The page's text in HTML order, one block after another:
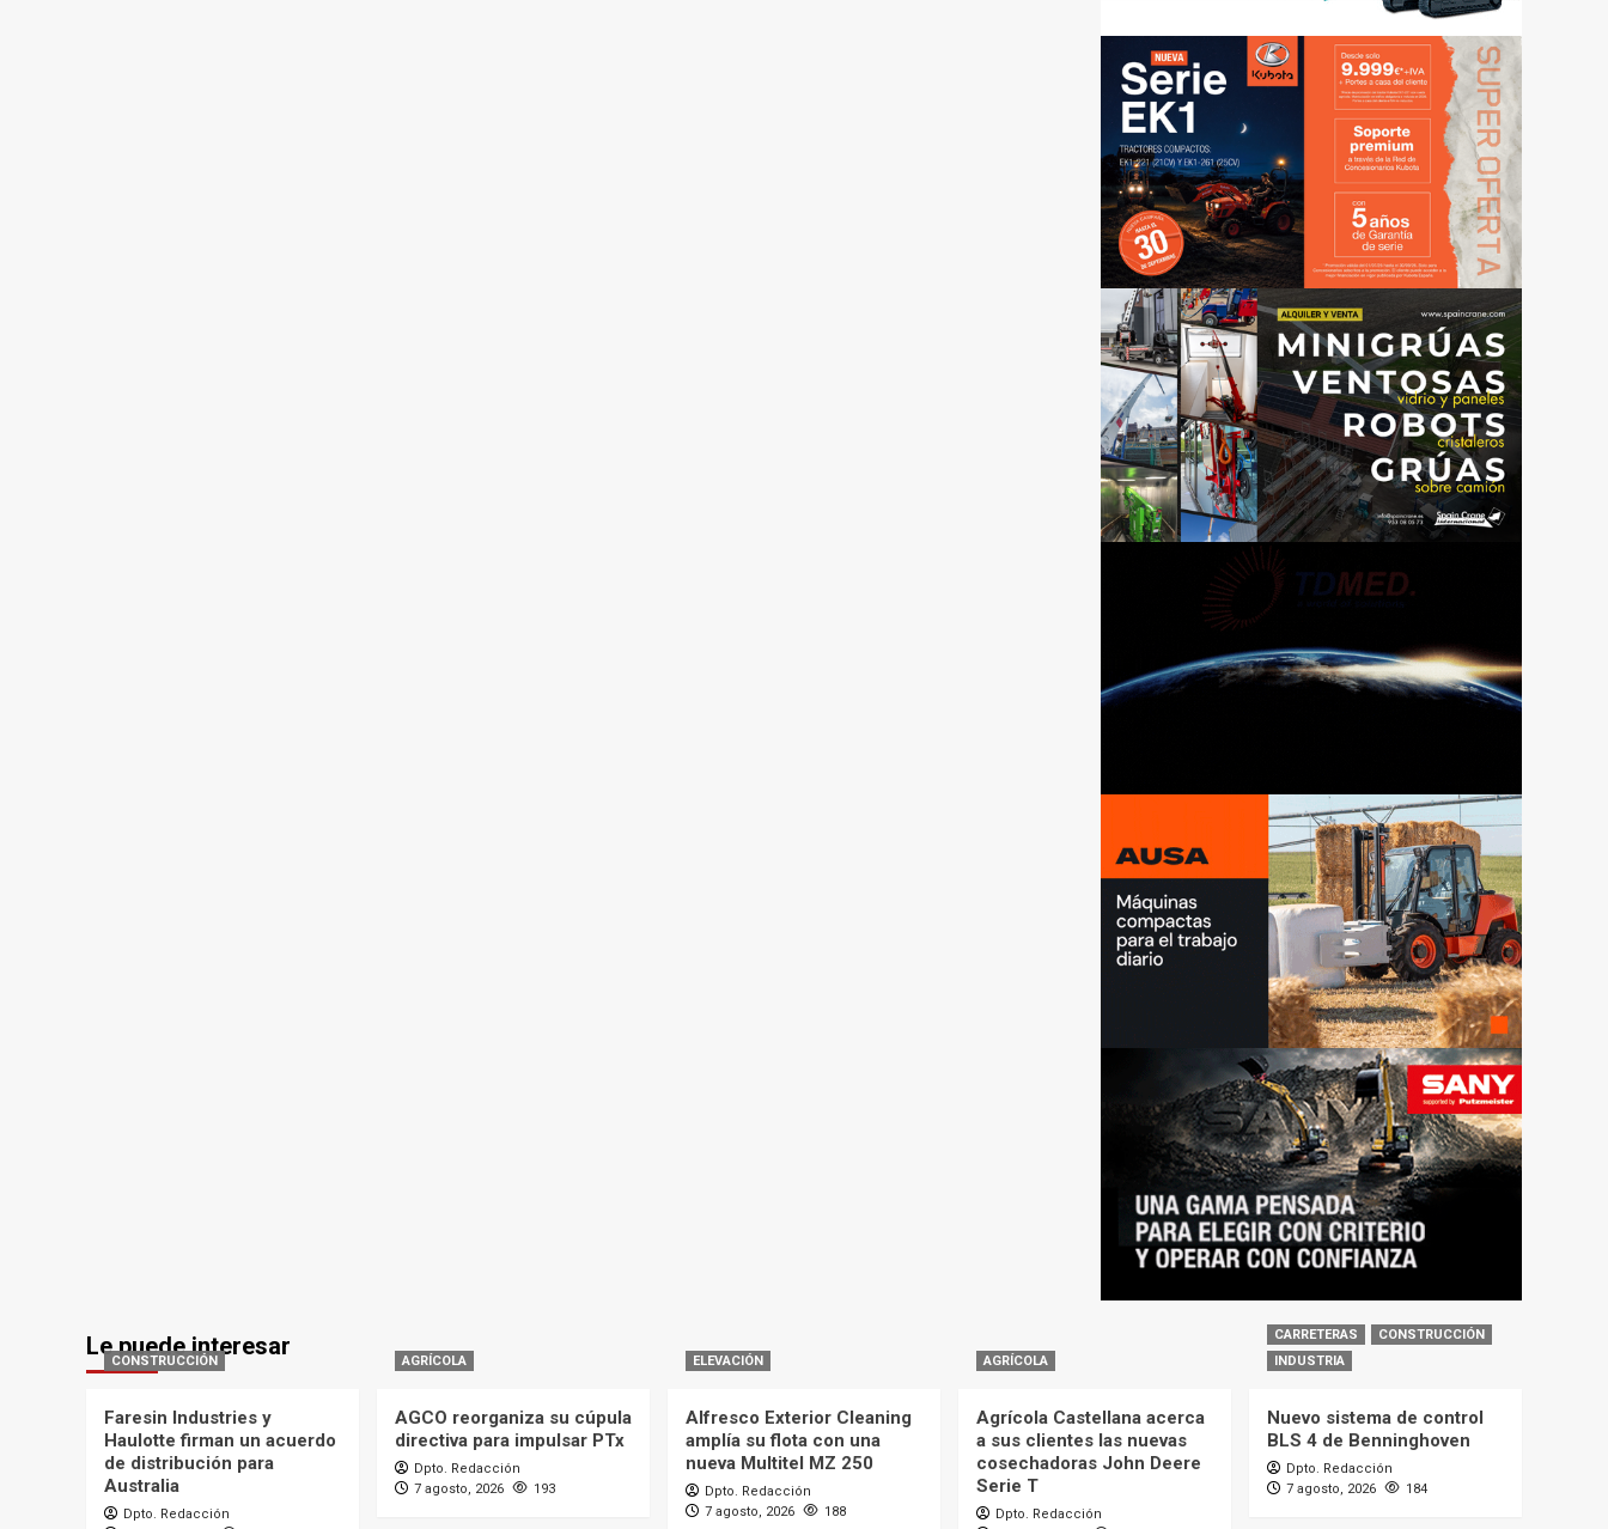
Le puede interesar
CONSTRUCCIÓN
Faresin Industries y
Haulotte firman un acuerdo
de distribución para
Australia
Dpto. Redacción
AGRÍCOLA
AGCO reorganiza su cúpula
directiva para impulsar PTx
Dpto. Redacción
7 agosto, 2026
193
ELEVACIÓN
Alfresco Exterior Cleaning
amplía su flota con una
nueva Multitel MZ 250
Dpto. Redacción
7 agosto, 2026
188
AGRÍCOLA
Agrícola Castellana acerca
a sus clientes las nuevas
cosechadoras John Deere
Serie T
Dpto. Redacción
CARRETERAS
CONSTRUCCIÓN
INDUSTRIA
Nuevo sistema de control
BLS 4 de Benninghoven
Dpto. Redacción
7 agosto, 2026
184